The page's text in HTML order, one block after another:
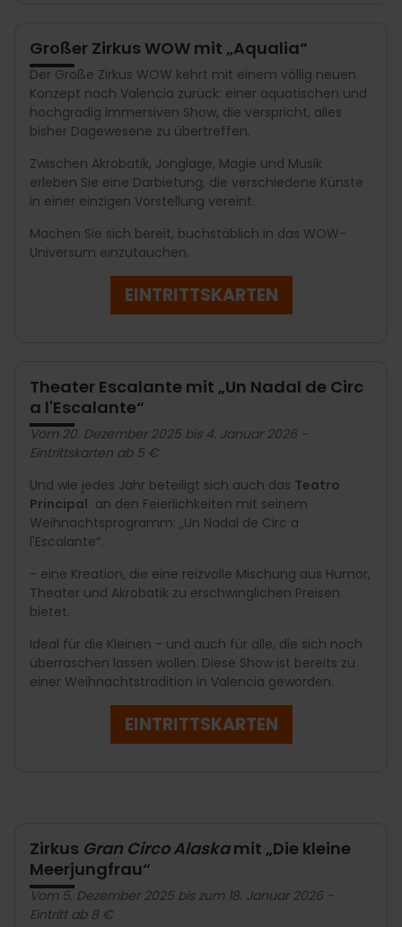
Großer Zirkus WOW mit „Aqualia“
Der Große Zirkus WOW kehrt mit einem völlig neuen
Konzept nach Valencia zurück: einer aquatischen und
hochgradig immersiven Show, die verspricht, alles
bisher Dagewesene zu übertreffen.
Zwischen Akrobatik, Jonglage, Magie und Musik
erleben Sie eine Darbietung, die verschiedene Künste
in einer einzigen Vorstellung vereint.
Machen Sie sich bereit, buchstäblich in das WOW-
Universum einzutauchen.
EINTRITTSKARTEN
Theater Escalante mit „Un Nadal de Circ
a l'Escalante“
Vom 20. Dezember 2025 bis 4. Januar 2026 -
Eintrittskarten ab 5 €
Und wie jedes Jahr beteiligt sich auch das Teatro
Principal an den Feierlichkeiten mit seinem
Weihnachtsprogramm: „Un Nadal de Circ a
l'Escalante“.
- eine Kreation, die eine reizvolle Mischung aus Humor,
Theater und Akrobatik zu erschwinglichen Preisen
bietet.
Ideal für die Kleinen - und auch für alle, die sich noch
überraschen lassen wollen. Diese Show ist bereits zu
einer Weihnachtstradition in Valencia geworden.
EINTRITTSKARTEN
Zirkus Gran Circo Alaskamit „Die kleine
Meerjungfrau“
Vom 5. Dezember 2025 bis zum 18. Januar 2026 -
Eintritt ab 8 €